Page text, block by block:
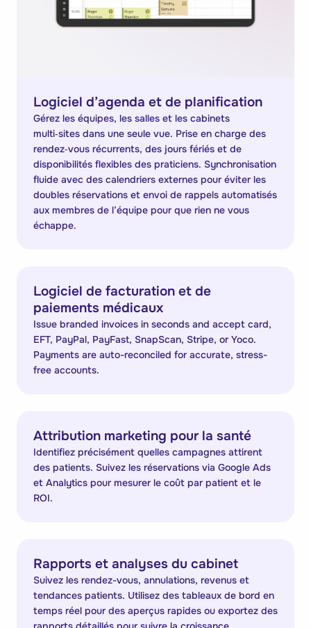
Logiciel d’agenda et de planification
Gérez les équipes, les salles et les cabinets
multi‑sites dans une seule vue. Prise en charge des
rendez‑vous récurrents, des jours fériés et de
disponibilités flexibles des praticiens. Synchronisation
fluide avec des calendriers externes pour éviter les
doubles réservations et envoi de rappels automatisés
aux membres de l’équipe pour que rien ne vous
échappe.
Logiciel de facturation et de
paiements médicaux
Issue branded invoices in seconds and accept card,
EFT, PayPal, PayFast, SnapScan, Stripe, or Yoco.
Payments are auto-reconciled for accurate, stress-
free accounts.
Attribution marketing pour la santé
Identifiez précisément quelles campagnes attirent
des patients. Suivez les réservations via Google Ads
et Analytics pour mesurer le coût par patient et le
ROI.
Rapports et analyses du cabinet
Suivez les rendez-vous, annulations, revenus et
tendances patients. Utilisez des tableaux de bord en
temps réel pour des aperçus rapides ou exportez des